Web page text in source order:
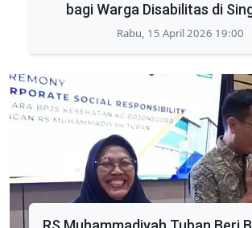
bagi Warga Disabilitas di
Rabu, 15 April 2026 19:00